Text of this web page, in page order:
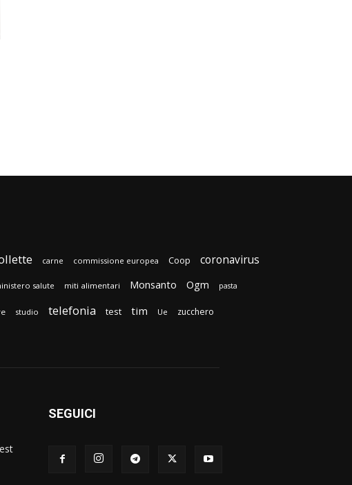
carne commissione europea Coop coronavirus
salute miti alimentari Monsanto Ogm pasta
studio telefonia test tim Ue zucchero
SEGUICI